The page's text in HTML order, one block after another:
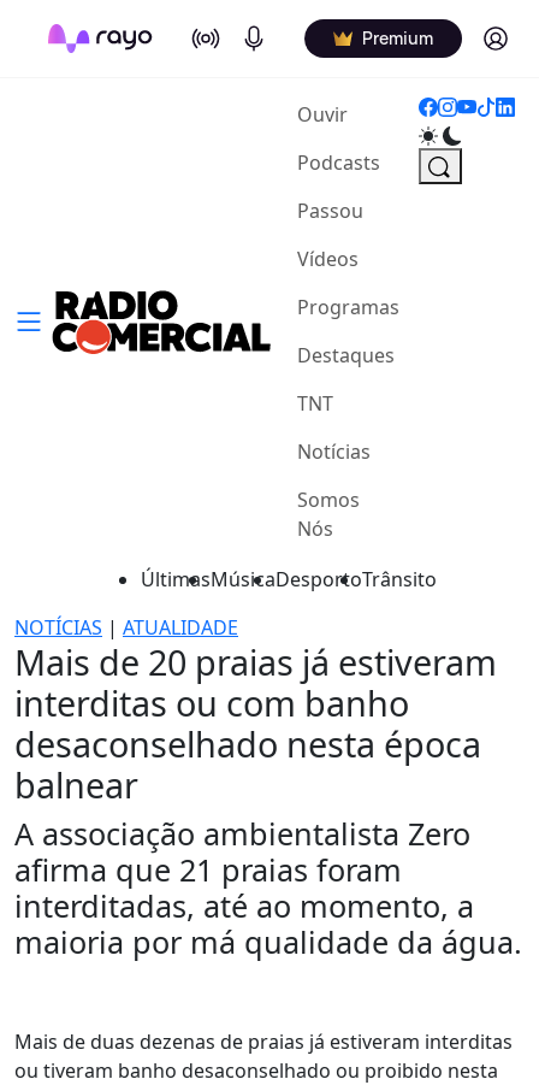
On Air Podcasts Premium Log in
Ouvir(current)
Podcasts
Passou
Vídeos
Programas
Destaques
TNT
Notícias
Somos
Nós
ÚltimasMúsicaDesportoTrânsito
NOTÍCIAS | ATUALIDADE
Mais de 20 praias já estiveram
interditas ou com banho
desaconselhado nesta época
balnear
A associação ambientalista Zero
afirma que 21 praias foram
interditadas, até ao momento, a
maioria por má qualidade da água.
Mais de duas dezenas de praias já estiveram interditas
ou tiveram banho desaconselhado ou proibido nesta